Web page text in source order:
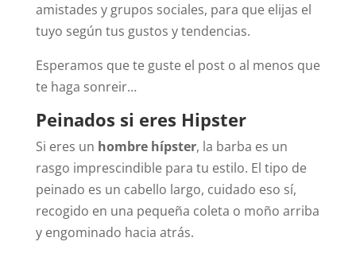
amistades y grupos sociales, para que elijas el
tuyo según tus gustos y tendencias.
Esperamos que te guste el post o al menos que
te haga sonreir…
Peinados si eres Hipster
Si eres un hombre hípster, la barba es un
rasgo imprescindible para tu estilo. El tipo de
peinado es un cabello largo, cuidado eso sí,
recogido en una pequeña coleta o moño arriba
y engominado hacia atrás.